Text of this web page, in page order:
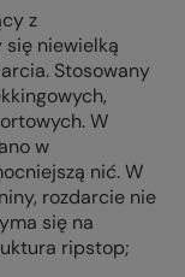
z
się niewielką
Stosowany
W
w
nić. W
rozdarcie nie
się na
ripstop;